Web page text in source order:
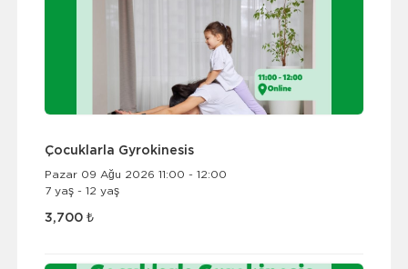
Çocuklarla Gyrokinesis
Pazar 09 Ağu 2026 11:00 - 12:00
7 yaş - 12 yaş
3,700 ₺